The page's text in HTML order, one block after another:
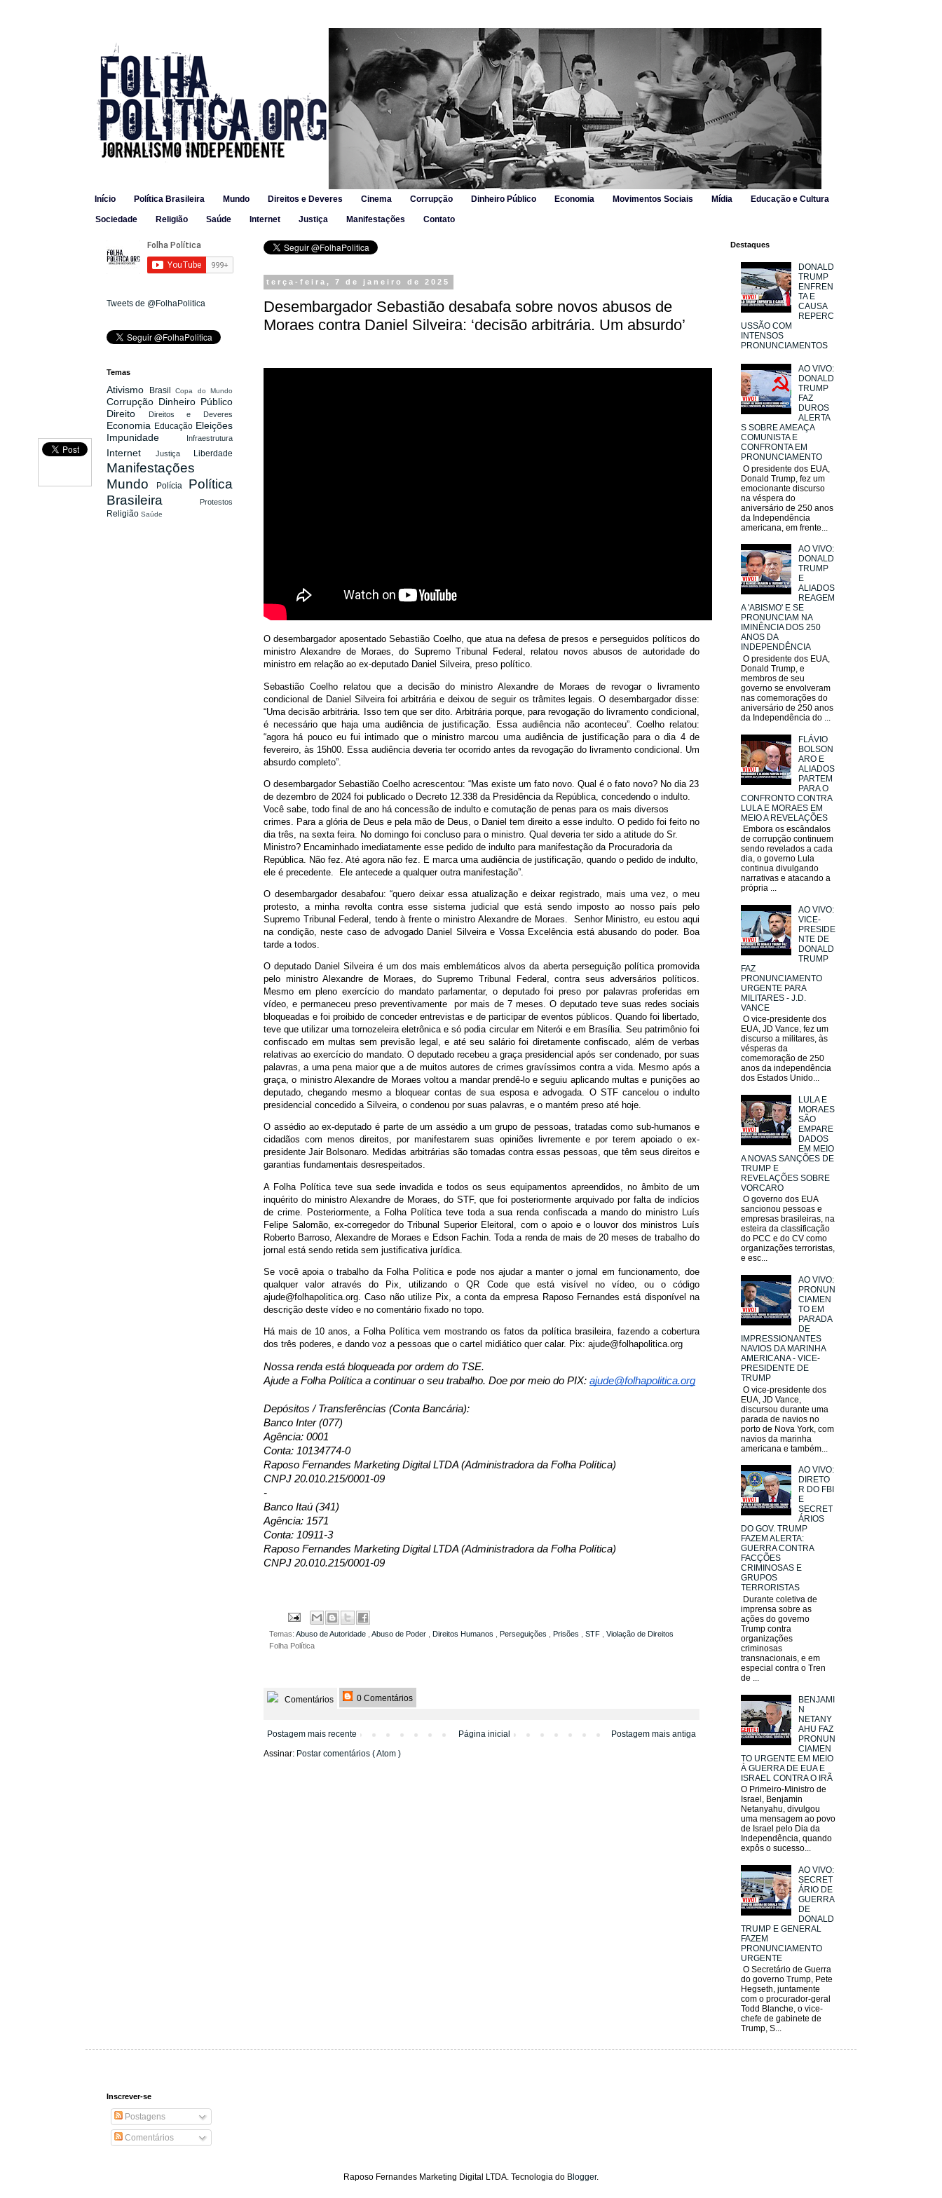
Início Política Brasileira Mundo Direitos e Deveres Cinema Corrupção Dinheiro Público Economia Movimentos Sociais Mídia Educação e Cultura
Sociedade Religião Saúde Internet Justiça Manifestações Contato
terça-feira, 7 de janeiro de 2025
Desembargador Sebastião desabafa sobre novos abusos de
Moraes contra Daniel Silveira: ‘decisão arbitrária. Um absurdo’
O desembargador aposentado Sebastião Coelho, que atua na defesa de presos e perseguidos políticos do
ministro Alexandre de Moraes, do Supremo Tribunal Federal, relatou novos abusos de autoridade do
ministro em relação ao ex-deputado Daniel Silveira, preso político.
Sebastião Coelho relatou que a decisão do ministro Alexandre de Moraes de revogar o livramento
condicional de Daniel Silveira foi arbitrária e deixou de seguir os trâmites legais. O desembargador disse:
“Uma decisão arbitrária. Isso tem que ser dito. Arbitrária porque, para revogação do livramento condicional,
é necessário que haja uma audiência de justificação. Essa audiência não aconteceu”. Coelho relatou:
“agora há pouco eu fui intimado que o ministro marcou uma audiência de justificação para o dia 4 de
fevereiro, às 15h00. Essa audiência deveria ter ocorrido antes da revogação do livramento condicional. Um
absurdo completo”.
O desembargador Sebastião Coelho acrescentou: “Mas existe um fato novo. Qual é o fato novo? No dia 23
de dezembro de 2024 foi publicado o Decreto 12.338 da Presidência da República, concedendo o indulto.
Você sabe, todo final de ano há concessão de indulto e comutação de penas para os mais diversos
crimes. Para a glória de Deus e pela mão de Deus, o Daniel tem direito a esse indulto. O pedido foi feito no
dia três, na sexta feira. No domingo foi concluso para o ministro. Qual deveria ter sido a atitude do Sr.
Ministro? Encaminhado imediatamente esse pedido de indulto para manifestação da Procuradoria da
República. Não fez. Até agora não fez. E marca uma audiência de justificação, quando o pedido de indulto,
ele é precedente. Ele antecede a qualquer outra manifestação”.
O desembargador desabafou: “quero deixar essa atualização e deixar registrado, mais uma vez, o meu
protesto, a minha revolta contra esse sistema judicial que está sendo imposto ao nosso país pelo
Supremo Tribunal Federal, tendo à frente o ministro Alexandre de Moraes. Senhor Ministro, eu estou aqui
na condição, neste caso de advogado Daniel Silveira e Vossa Excelência está abusando do poder. Boa
tarde a todos.
O deputado Daniel Silveira é um dos mais emblemáticos alvos da aberta perseguição política promovida
pelo ministro Alexandre de Moraes, do Supremo Tribunal Federal, contra seus adversários políticos.
Mesmo em pleno exercício do mandato parlamentar, o deputado foi preso por palavras proferidas em
vídeo, e permaneceu preso preventivamente por mais de 7 meses. O deputado teve suas redes sociais
bloqueadas e foi proibido de conceder entrevistas e de participar de eventos públicos. Quando foi libertado,
teve que utilizar uma tornozeleira eletrônica e só podia circular em Niterói e em Brasília. Seu patrimônio foi
confiscado em multas sem previsão legal, e até seu salário foi diretamente confiscado, além de verbas
relativas ao exercício do mandato. O deputado recebeu a graça presidencial após ser condenado, por suas
palavras, a uma pena maior que a de muitos autores de crimes gravíssimos contra a vida. Mesmo após a
graça, o ministro Alexandre de Moraes voltou a mandar prendê-lo e seguiu aplicando multas e punições ao
deputado, chegando mesmo a bloquear contas de sua esposa e advogada. O STF cancelou o indulto
presidencial concedido a Silveira, o condenou por suas palavras, e o mantém preso até hoje.
O assédio ao ex-deputado é parte de um assédio a um grupo de pessoas, tratadas como sub-humanos e
cidadãos com menos direitos, por manifestarem suas opiniões livremente e por terem apoiado o ex-
presidente Jair Bolsonaro. Medidas arbitrárias são tomadas contra essas pessoas, que têm seus direitos e
garantias fundamentais desrespeitados.
A Folha Política teve sua sede invadida e todos os seus equipamentos apreendidos, no âmbito de um
inquérito do ministro Alexandre de Moraes, do STF, que foi posteriormente arquivado por falta de indícios
de crime. Posteriormente, a Folha Política teve toda a sua renda confiscada a mando do ministro Luís
Felipe Salomão, ex-corregedor do Tribunal Superior Eleitoral, com o apoio e o louvor dos ministros Luís
Roberto Barroso, Alexandre de Moraes e Edson Fachin. Toda a renda de mais de 20 meses de trabalho do
jornal está sendo retida sem justificativa jurídica.
Se você apoia o trabalho da Folha Política e pode nos ajudar a manter o jornal em funcionamento, doe
qualquer valor através do Pix, utilizando o QR Code que está visível no vídeo, ou o código
ajude@folhapolitica.org. Caso não utilize Pix, a conta da empresa Raposo Fernandes está disponível na
descrição deste vídeo e no comentário fixado no topo.
Há mais de 10 anos, a Folha Política vem mostrando os fatos da política brasileira, fazendo a cobertura
dos três poderes, e dando voz a pessoas que o cartel midiático quer calar. Pix: ajude@folhapolitica.org
Nossa renda está bloqueada por ordem do TSE.
Ajude a Folha Política a continuar o seu trabalho. Doe por meio do PIX: ajude@folhapolitica.org
Depósitos / Transferências (Conta Bancária):
Banco Inter (077)
Agência: 0001
Conta: 10134774-0
Raposo Fernandes Marketing Digital LTDA (Administradora da Folha Política)
CNPJ 20.010.215/0001-09
-
Banco Itaú (341)
Agência: 1571
Conta: 10911-3
Raposo Fernandes Marketing Digital LTDA (Administradora da Folha Política)
CNPJ 20.010.215/0001-09
Temas: Abuso de Autoridade Abuso de Poder Direitos Humanos Perseguições Prisões STF
Violação de Direitos
Folha Política
Comentários 0 Comentários
Postagem mais recente Postagem mais antiga
Página inicial
Assinar: Postar comentários ( Atom )
Tweets de @FolhaPolitica
Temas
Ativismo Brasil Copa do Mundo
Corrupção Dinheiro Público
Direito
Direitos e Deveres
Economia Educação Eleições
Impunidade
Infraestrutura
Internet Justiça Liberdade
Manifestações
Mundo
Polícia Política
Brasileira
Protestos
Religião Saúde
Destaques
DONALD
TRUMP
ENFREN
TA E
CAUSA
REPERC
USSÃO COM
INTENSOS
PRONUNCIAMENTOS
AO VIVO:
DONALD
TRUMP
FAZ
DUROS
ALERTA
S SOBRE AMEAÇA
COMUNISTA E
CONFRONTA EM
PRONUNCIAMENTO
O presidente dos EUA,
Donald Trump, fez um
emocionante discurso
na véspera do
aniversário de 250 anos
da Independência
americana, em frente...
AO VIVO:
DONALD
TRUMP
E
ALIADOS
REAGEM
A 'ABISMO' E SE
PRONUNCIAM NA
IMINÊNCIA DOS 250
ANOS DA
INDEPENDÊNCIA
O presidente dos EUA,
Donald Trump, e
membros de seu
governo se envolveram
nas comemorações do
aniversário de 250 anos
da Independência do ...
FLÁVIO
BOLSON
ARO E
ALIADOS
PARTEM
PARA O
CONFRONTO CONTRA
LULA E MORAES EM
MEIO A REVELAÇÕES
Embora os escândalos
de corrupção continuem
sendo revelados a cada
dia, o governo Lula
continua divulgando
narrativas e atacando a
própria ...
AO VIVO:
VICE-
PRESIDE
NTE DE
DONALD
TRUMP
FAZ
PRONUNCIAMENTO
URGENTE PARA
MILITARES - J.D.
VANCE
O vice-presidente dos
EUA, JD Vance, fez um
discurso a militares, às
vésperas da
comemoração de 250
anos da independência
dos Estados Unido...
LULA E
MORAES
SÃO
EMPARE
DADOS
EM MEIO
A NOVAS SANÇÕES DE
TRUMP E
REVELAÇÕES SOBRE
VORCARO
O governo dos EUA
sancionou pessoas e
empresas brasileiras, na
esteira da classificação
do PCC e do CV como
organizações terroristas,
e esc...
AO VIVO:
PRONUN
CIAMEN
TO EM
PARADA
DE
IMPRESSIONANTES
NAVIOS DA MARINHA
AMERICANA - VICE-
PRESIDENTE DE
TRUMP
O vice-presidente dos
EUA, JD Vance,
discursou durante uma
parada de navios no
porto de Nova York, com
navios da marinha
americana e também...
AO VIVO:
DIRETO
R DO FBI
E
SECRET
ÁRIOS
DO GOV. TRUMP
FAZEM ALERTA:
GUERRA CONTRA
FACÇÕES
CRIMINOSAS E
GRUPOS
TERRORISTAS
Durante coletiva de
imprensa sobre as
ações do governo
Trump contra
organizações
criminosas
transnacionais, e em
especial contra o Tren
de ...
BENJAMI
N
NETANY
AHU FAZ
PRONUN
CIAMEN
TO URGENTE EM MEIO
À GUERRA DE EUA E
ISRAEL CONTRA O IRÃ
O Primeiro-Ministro de
Israel, Benjamin
Netanyahu, divulgou
uma mensagem ao povo
de Israel pelo Dia da
Independência, quando
expôs o sucesso...
AO VIVO:
SECRET
ÁRIO DE
GUERRA
DE
DONALD
TRUMP E GENERAL
FAZEM
PRONUNCIAMENTO
URGENTE
O Secretário de Guerra
do governo Trump, Pete
Hegseth, juntamente
com o procurador-geral
Todd Blanche, o vice-
chefe de gabinete de
Trump, S...
Inscrever-se
Postagens
Comentários
Raposo Fernandes Marketing Digital LTDA. Tecnologia do Blogger.